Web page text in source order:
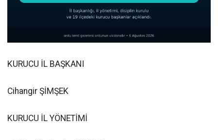
KURUCU İL BAŞKANI
Cihangir ŞİMŞEK
KURUCU İL YÖNETİMİ